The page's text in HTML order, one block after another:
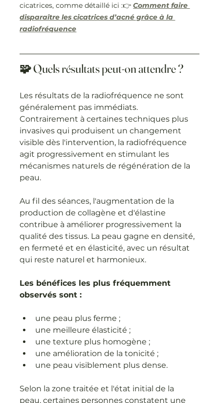
cicatrices, comme détaillé ici :👉 Comment faire
disparaître les cicatrices d’acné grâce à la
radiofréquence
🧩 Quels résultats peut-on attendre ?
Les résultats de la radiofréquence ne sont
généralement pas immédiats.
Contrairement à certaines techniques plus
invasives qui produisent un changement
visible dès l'intervention, la radiofréquence
agit progressivement en stimulant les
mécanismes naturels de régénération de la
peau.
Au fil des séances, l'augmentation de la
production de collagène et d'élastine
contribue à améliorer progressivement la
qualité des tissus. La peau gagne en densité,
en fermeté et en élasticité, avec un résultat
qui reste naturel et harmonieux.
Les bénéfices les plus fréquemment
observés sont :
une peau plus ferme ;
une meilleure élasticité ;
une texture plus homogène ;
une amélioration de la tonicité ;
une peau visiblement plus dense.
Selon la zone traitée et l'état initial de la
peau, certaines personnes constatent une